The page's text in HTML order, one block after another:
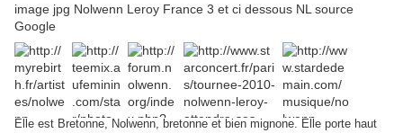
image jpg Nolwenn Leroy France 3 et ci dessous NL source
Google
Elle est Bretonne, Nolwenn, bretonne et bien mignone. Elle porte haut